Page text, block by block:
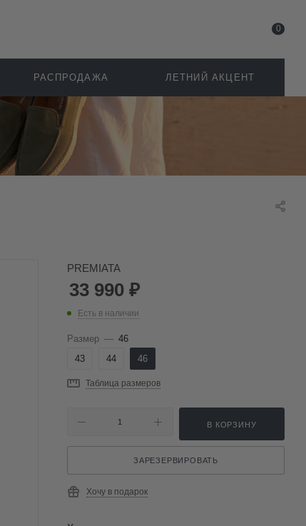
0
РАСПРОДАЖА ЛЕТНИЙ АКЦЕНТ
PREMIATA
33 990 ₽
Есть в наличии
Размер — 46
43
44 46
Таблица размеров
В КОРЗИНУ
ЗАРЕЗЕРВИРОВАТЬ
Хочу в подарок